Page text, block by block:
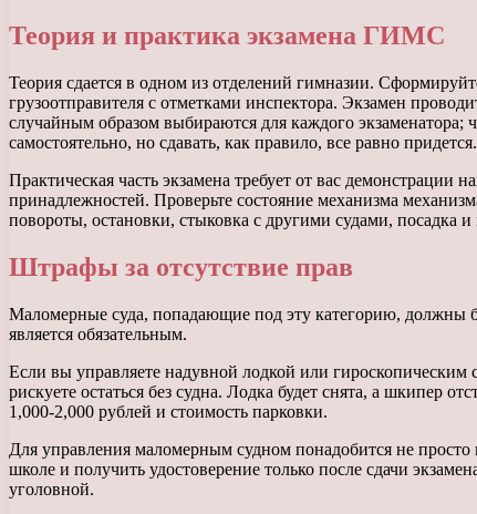
Теория и практика экзамена ГИМС
Теория сдается в одном из отделений гимназии.
грузоотправителя с отметками инспектора. Экзамен
случайным образом выбираются для каждого
самостоятельно, но сдавать, как правило, все равно придется.
Практическая часть экзамена требует от вас демонстрации
принадлежностей. Проверьте состояние механизма
повороты, остановки, стыковка с другими судами, посадка
Штрафы за отсутствие прав
Маломерные суда, попадающие под эту категорию, должны
является обязательным.
Если вы управляете надувной лодкой или
рискуете остаться без судна. Лодка будет снята, а шкипер
1,000-2,000 рублей и стоимость парковки.
Для управления маломерным судном понадобится не
школе и получить удостоверение только после сдачи
уголовной.